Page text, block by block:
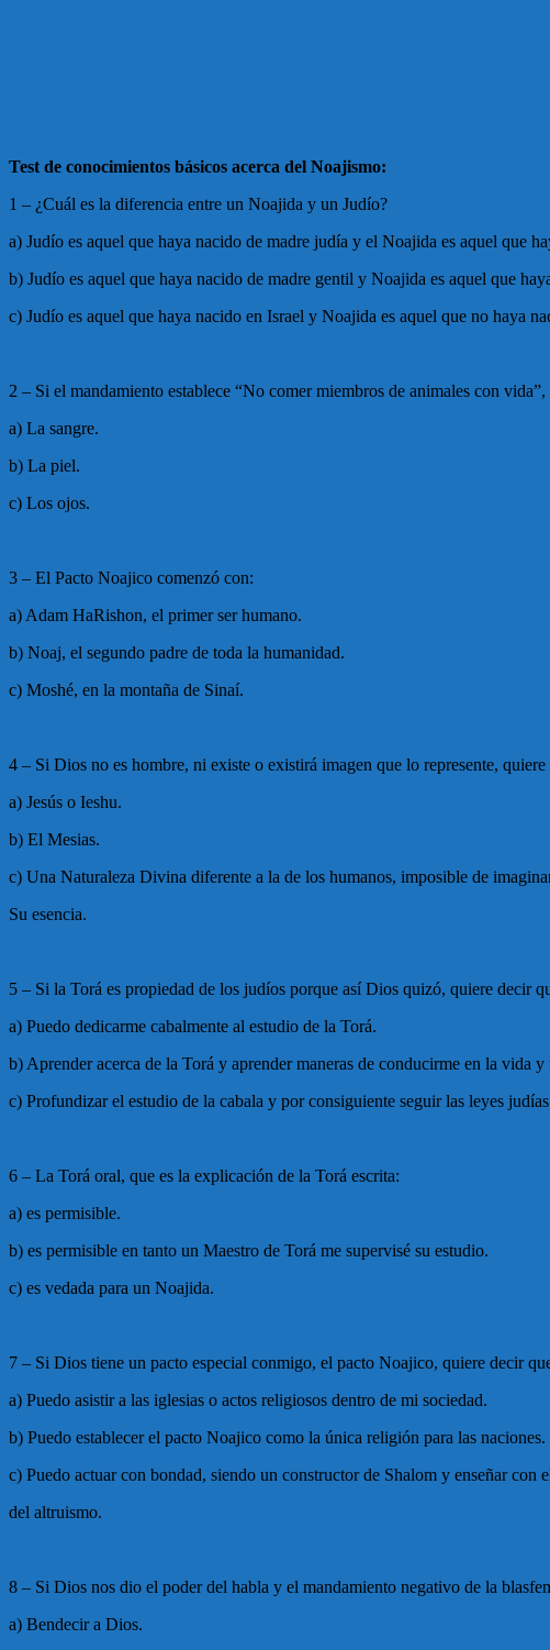
Test de conocimientos básicos acerca del Noajismo:
1 – ¿Cuál es la diferencia entre un Noajida y un Judío?
a) Judío es aquel que haya nacido de madre judía y el Noajida es aquel que
b) Judío es aquel que haya nacido de madre gentil y Noajida es aquel que
c) Judío es aquel que haya nacido en Israel y Noajida es aquel que no haya
2 – Si el mandamiento establece “No comer miembros de animales con
a) La sangre.
b) La piel.
c) Los ojos.
3 – El Pacto Noajico comenzó con:
a) Adam HaRishon, el primer ser humano.
b) Noaj, el segundo padre de toda la humanidad.
c) Moshé, en la montaña de Sinaí.
4 – Si Dios no es hombre, ni existe o existirá imagen que lo represente,
a) Jesús o Ieshu.
b) El Mesias.
c) Una Naturaleza Divina diferente a la de los humanos, imposible de
Su esencia.
5 – Si la Torá es propiedad de los judíos porque así Dios quizó, quiere decir
a) Puedo dedicarme cabalmente al estudio de la Torá.
b) Aprender acerca de la Torá y aprender maneras de conducirme en la vida
c) Profundizar el estudio de la cabala y por consiguiente seguir las leyes
6 – La Torá oral, que es la explicación de la Torá escrita:
a) es permisible.
b) es permisible en tanto un Maestro de Torá me supervisé su estudio.
c) es vedada para un Noajida.
7 – Si Dios tiene un pacto especial conmigo, el pacto Noajico, quiere decir
a) Puedo asistir a las iglesias o actos religiosos dentro de mi sociedad.
b) Puedo establecer el pacto Noajico como la única religión para las naciones.
c) Puedo actuar con bondad, siendo un constructor de Shalom y enseñar con
del altruismo.
8 – Si Dios nos dio el poder del habla y el mandamiento negativo de la
a) Bendecir a Dios.